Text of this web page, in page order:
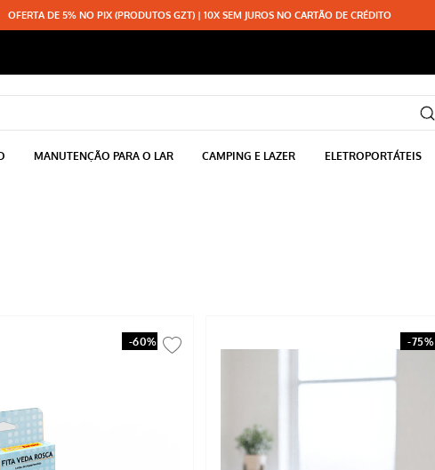
OFERTA DE 5% NO PIX (PRODUTOS GZT) | 10X SEM JUROS NO CARTÃO DE CRÉDITO
MANUTENÇÃO PARA O LAR CAMPING E LAZER ELETROPORTÁTEIS
-60% -75%